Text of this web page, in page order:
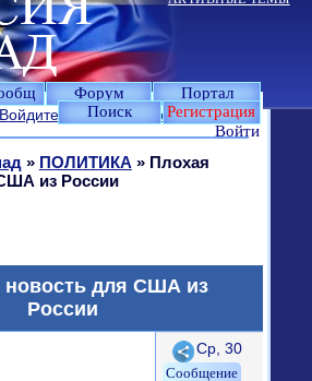
Форум
Портал
Поиск
Регистрация
Войти
Войдите илизарегистрируйтесь.
» ПОЛИТИКА » Плохая
из России
новость для США из
России
Поделиться
Ср, 30